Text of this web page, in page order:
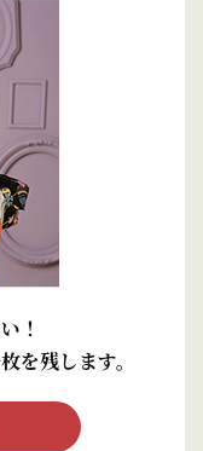
！
を残します。